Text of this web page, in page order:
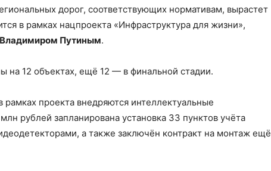
дорог, соответствующих нормативам, вырастет
в рамках нацпроекта «Инфраструктура для жизни»,
Владимиром Путиным.
на 12 объектах, ещё 12 — в финальной стадии.
проекта внедряются интеллектуальные
рублей запланирована установка 33 пунктов учёта
а также заключён контракт на монтаж ещё